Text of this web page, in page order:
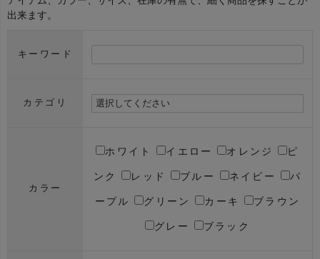
出来ます。
キーワード
カテゴリ
カラー
ホワイト イエロー オレンジ ピ
ンク レッド ブルー ネイビー パ
ープル グリーン カーキ ブラウン
グレー ブラック